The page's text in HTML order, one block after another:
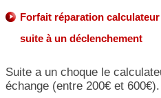
Forfait réparation
suite à un déclenchement
Suite a un choque le
échange (entre 200€ et 600€).